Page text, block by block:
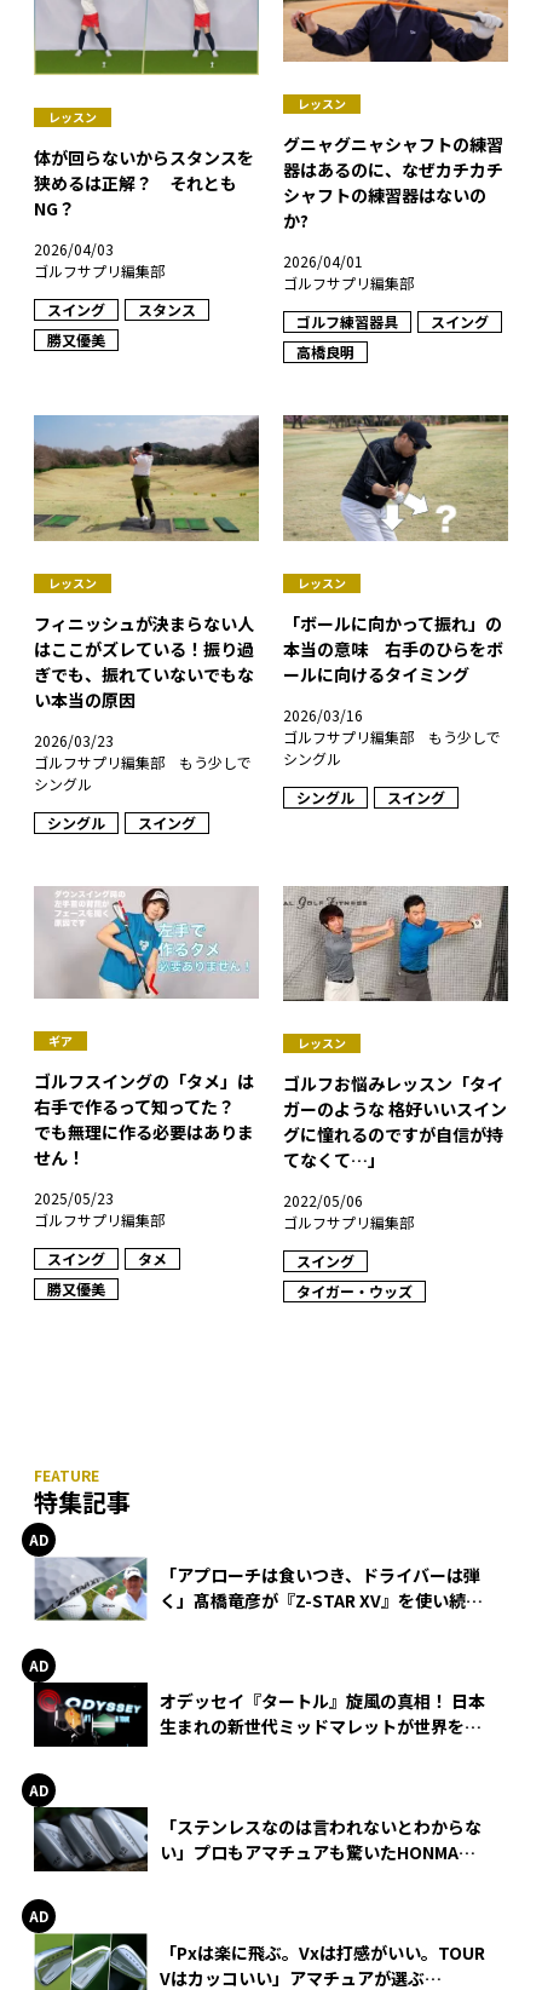
レッスン
体が回らないからスタンスを
狭めるは正解？ それとも
NG？
2026/04/03
ゴルフサプリ編集部
スイング
スタンス
勝又優美
レッスン
グニャグニャシャフトの練習
器はあるのに、なぜカチカチ
シャフトの練習器はないの
か?
2026/04/01
ゴルフサプリ編集部
ゴルフ練習器具
スイング
高橋良明
レッスン
フィニッシュが決まらない人
はここがズレている！振り過
ぎでも、振れていないでもな
い本当の原因
2026/03/23
ゴルフサプリ編集部 もう少しで
シングル
シングル
スイング
レッスン
「ボールに向かって振れ」の
本当の意味 右手のひらをボ
ールに向けるタイミング
2026/03/16
ゴルフサプリ編集部 もう少しで
シングル
シングル
スイング
ギア
ゴルフスイングの「タメ」は
右手で作るって知ってた？
でも無理に作る必要はありま
せん！
2025/05/23
ゴルフサプリ編集部
スイング
タメ
勝又優美
レッスン
ゴルフお悩みレッスン「タイ
ガーのような 格好いいスイン
グに憧れるのですが自信が持
てなくて…」
2022/05/06
ゴルフサプリ編集部
スイング
タイガー・ウッズ
特集記事
「アプローチは食いつき、ドライバーは弾
く」髙橋竜彦が『Z-STAR XV』を使い続け
オデッセイ『タートル』旋風の真相！ 日本
生まれの新世代ミッドマレットが世界を席
「ステンレスなのは言われないとわからな
い」プロもアマチュアも驚いたHONMA
「Pxは楽に飛ぶ。Vxは打感がいい。TOUR
Vはカッコいい」アマチュアが選ぶ